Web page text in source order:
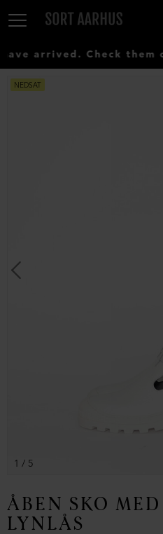
arrived. Check them
NEDSAT
1 / 5
ÅBEN SKO
LYNLÅS